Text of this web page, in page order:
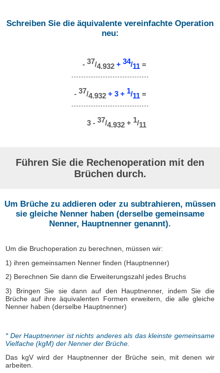
Schreiben Sie die äquivalente vereinfachte Operation
neu:
- 37/4.932+ 34/11 =
- 37/4.932+ 3 + 1/11 =
3 - 37/4.932+ 1/11
Führen Sie die Rechenoperation mit den
Brüchen durch.
Um Brüche zu addieren oder zu subtrahieren, müssen
sie gleiche Nenner haben (derselbe gemeinsame
Nenner, Hauptnenner genannt).
Um die Bruchoperation zu berechnen, müssen wir:
1) ihren gemeinsamen Nenner finden (Hauptnenner)
2) Berechnen Sie dann die Erweiterungszahl jedes Bruchs
3) Bringen Sie sie dann auf den Hauptnenner, indem Sie die
Brüche auf ihre äquivalenten Formen erweitern, die alle gleiche
Nenner haben (derselbe Hauptnenner)
* Der Hauptnenner ist nichts anderes als das kleinste gemeinsame
Vielfache (kgM) der Nenner der Brüche.
Das kgV wird der Hauptnenner der Brüche sein, mit denen wir
arbeiten.